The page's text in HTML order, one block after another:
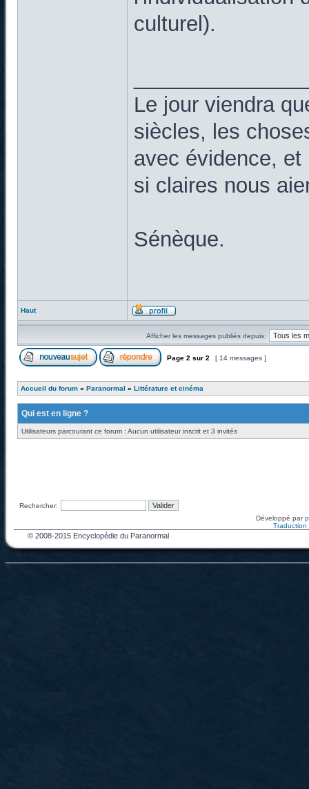
culturel).
Le jour viendra
siècles, les
avec évidence,
si claires nous
Sénèque.
Haut
Afficher les messages publiés depuis:
Page 2 sur 2 [ 14 messages ]
Accueil du forum » Paranormal » Littérature et cinéma
Qui est en ligne ?
Utilisateurs parcourant ce forum : Aucun utilisateur inscrit et 3 invités
Rechercher:
Développé par
Traduction
© 2008-2015 Encyclopédie du Paranormal